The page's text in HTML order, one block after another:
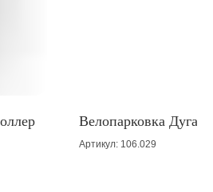
Велопарковка Дуга
Артикул: 106.029